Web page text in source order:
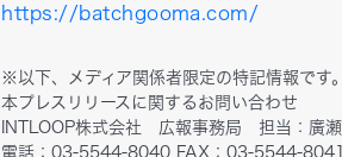
https://batchgooma.com/
※以下、メディア関係者限定の特記情報です
本プレスリリースに関するお問い合わせ
INTLOOP株式会社 広報事務局 担当：廣
電話：03-5544-8040 FAX：03-5544-